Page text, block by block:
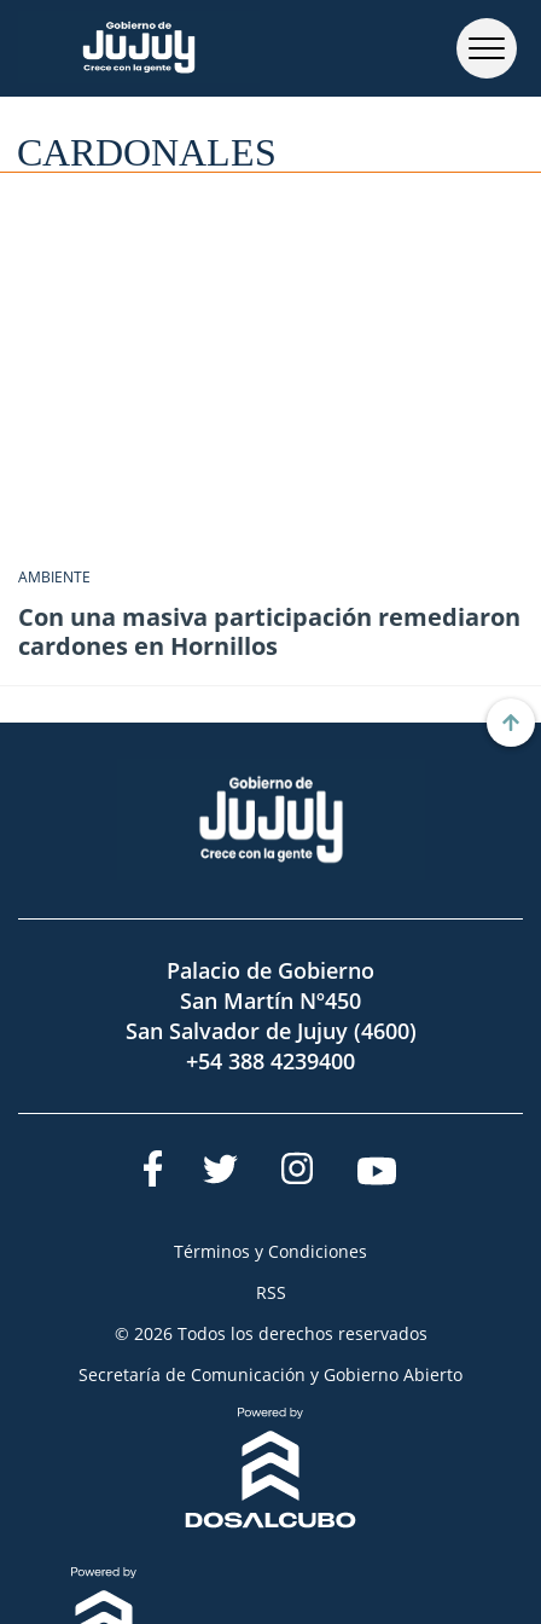
CARDONALES
AMBIENTE
Con una masiva participación remediaron
cardones en Hornillos
Palacio de Gobierno
San Martín Nº450
San Salvador de Jujuy (4600)
+54 388 4239400
Términos y Condiciones
RSS
© 2026 Todos los derechos reservados
Secretaría de Comunicación y Gobierno Abierto